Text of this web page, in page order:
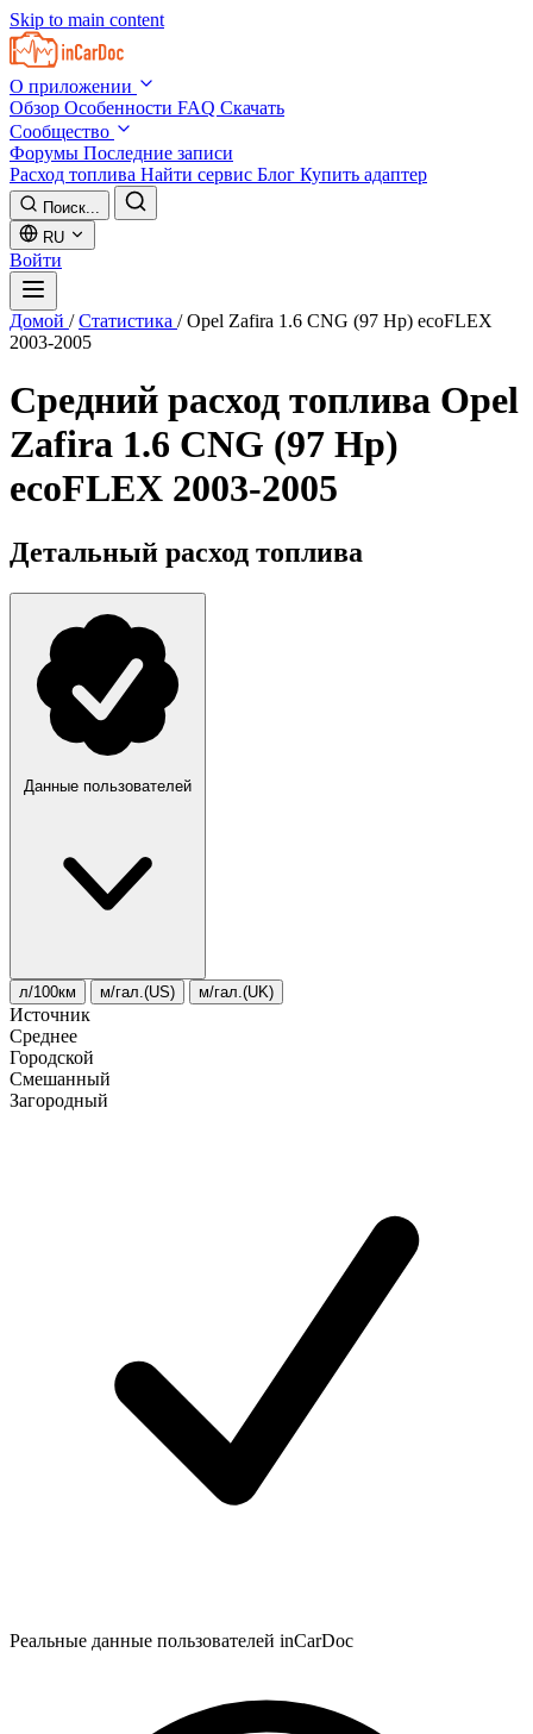
Skip to main content
О приложении
Обзор Особенности FAQ Скачать
Сообщество
Форумы Последние записи
Расход топлива Найти сервис Блог Купить адаптер
Поиск...
RU
Войти
Домой / Статистика / Opel Zafira 1.6 CNG (97 Hp) ecoFLEX
2003-2005
Средний расход топлива Opel
Zafira 1.6 CNG (97 Hp)
ecoFLEX 2003-2005
Детальный расход топлива
Данные пользователей
л/100км м/гал.(US) м/гал.(UK)
Источник
Среднее
Городской
Смешанный
Загородный
Реальные данные пользователей inCarDoc